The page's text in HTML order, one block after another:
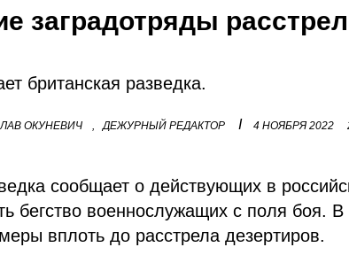
заградотряды
британская разведка.
ОКУНЕВИЧ , ДЕЖУРНЫЙ РЕДАКТОР I 4 НОЯБРЯ 2022
сообщает о действующих в
бегство военнослужащих с поля боя.
вплоть до расстрела дезертиров.